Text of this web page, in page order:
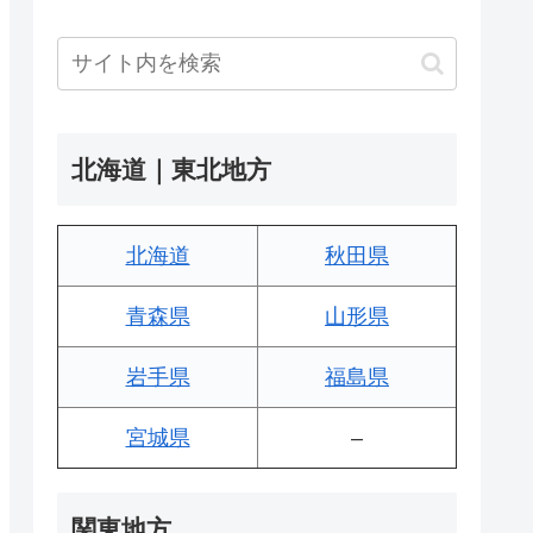
北海道｜東北地方
北海道 秋田県
青森県 山形県
岩手県 福島県
宮城県 –